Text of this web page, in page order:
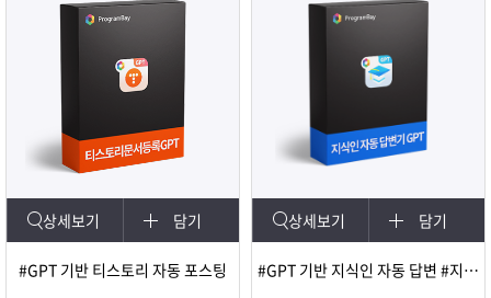
상세보기 담기
#GPT 기반 티스토리 자동 포스팅
상세보기 담기
#GPT 기반 지식인 자동 답변 #지식인마케팅